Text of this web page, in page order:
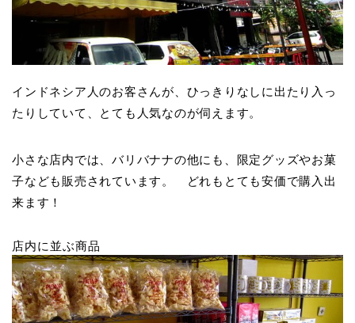
インドネシア人のお客さんが、ひっきりなしに出たり入っ
たりしていて、とても人気なのが伺えます。
小さな店内では、バリバナナの他にも、限定グッズやお菓
子なども販売されています。 どれもとても安価で購入出
来ます！
店内に並ぶ商品